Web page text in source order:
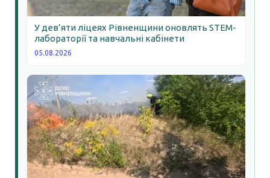
У дев’яти ліцеях Рівненщини оновлять STEM-
лабораторії та навчальні кабінети
05.08.2026